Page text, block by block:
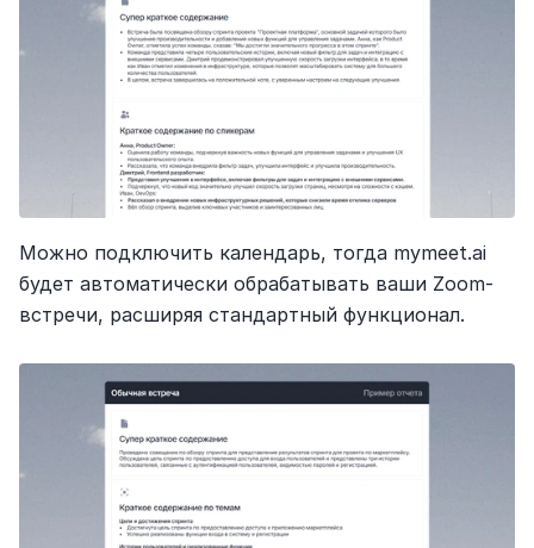
Можно подключить календарь, тогда mymeet.ai
будет автоматически обрабатывать ваши Zoom-
встречи, расширяя стандартный функционал.